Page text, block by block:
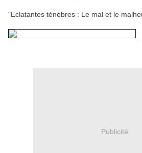
"Eclatantes ténèbres : Le mal et le
Publicité